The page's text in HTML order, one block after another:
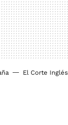
El Corte Inglés